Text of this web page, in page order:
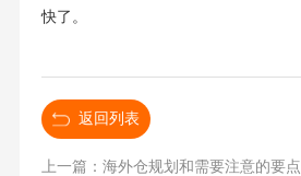
快了。
返回列表
上一篇：海外仓规划和需要注意的要点